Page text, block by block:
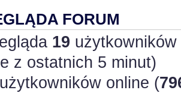
FORUM
19
z ostatnich 5 minut)
online (